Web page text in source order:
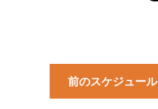
前のスケジュール